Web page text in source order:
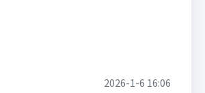
2026-1-6 16:06